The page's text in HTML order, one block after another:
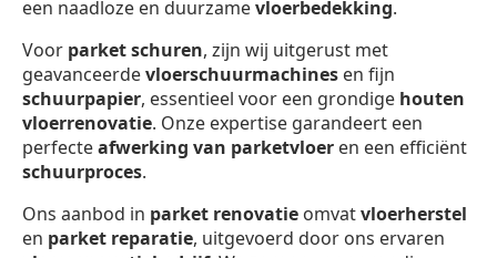
een naadloze en duurzamevloerbedekking.
Voor parket schuren, zijn wij uitgerust met
geavanceerdevloerschuurmachines en fijn
schuurpapier, essentieel voor een grondige houten
vloerrenovatie. Onze expertise garandeert een
perfecteafwerking van parketvloer en een efficiënt
schuurproces.
Ons aanbod in parket renovatie omvatvloerherstel
en parket reparatie, uitgevoerd door ons ervaren